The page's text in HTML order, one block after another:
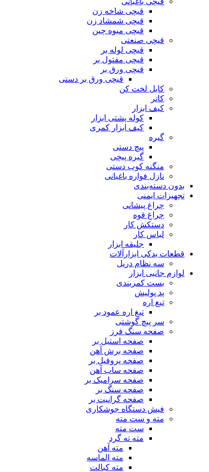
قیچی شاخه زن
قیچی شمشاد زن
قیچی میوه چین
قیچی صنعتی
قیچی لوله بر
قیچی مفتول بر
قیچی ورق بر
قیچی ورق بر دستی
کابل لخت کن
کاتر
کیف ابزار
کوله پشتی ابزار
کیف ابزار کمری
گیره
پیچ دستی
گیره پیچی
منگنه کوب دستی
نازل فواره باغبانی
بدون دسته‌بندی
تجهیزات ایمنی
چراغ پیشانی
چراغ قوه
دستکش کار
لباس کار
جلیقه ابزار
قطعات یدکی ابزارآلات
سه نظام دریل
لوازم جانبی ابزار
بست کمربندی
پد پولیش
تیغ اره
تیغ اره عمود بر
سر پیچ گوشتی
صفحه سنگ فرز
صفحه استیل بر
صفحه برش آهن
صفحه پروفیل بر
صفحه ساب آهن
صفحه سرامیک بر
صفحه سنگ بر
صفحه گرانیت بر
فیش دستگاه جوشکاری
مته و ست مته
ست مته
مته ته گرد
مته آهن
مته الماسه
مته کبالت